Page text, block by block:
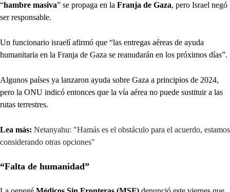
“hambre masiva” se propaga en la Franja de Gaza, pero Israel negó
ser responsable.
Un funcionario israelí afirmó que “las entregas aéreas de ayuda
humanitaria en la Franja de Gaza se reanudarán en los próximos días”.
Algunos países ya lanzaron ayuda sobre Gaza a principios de 2024,
pero la ONU indicó entonces que la vía aérea no puede sustituir a las
rutas terrestres.
Lea más: Netanyahu: "Hamás es el obstáculo para el acuerdo, estamos
considerando otras opciones"
“Falta de humanidad”